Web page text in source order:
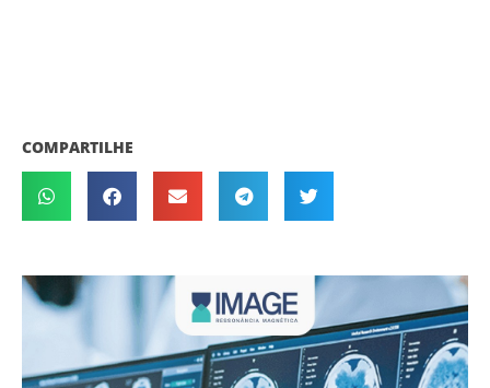
COMPARTILHE